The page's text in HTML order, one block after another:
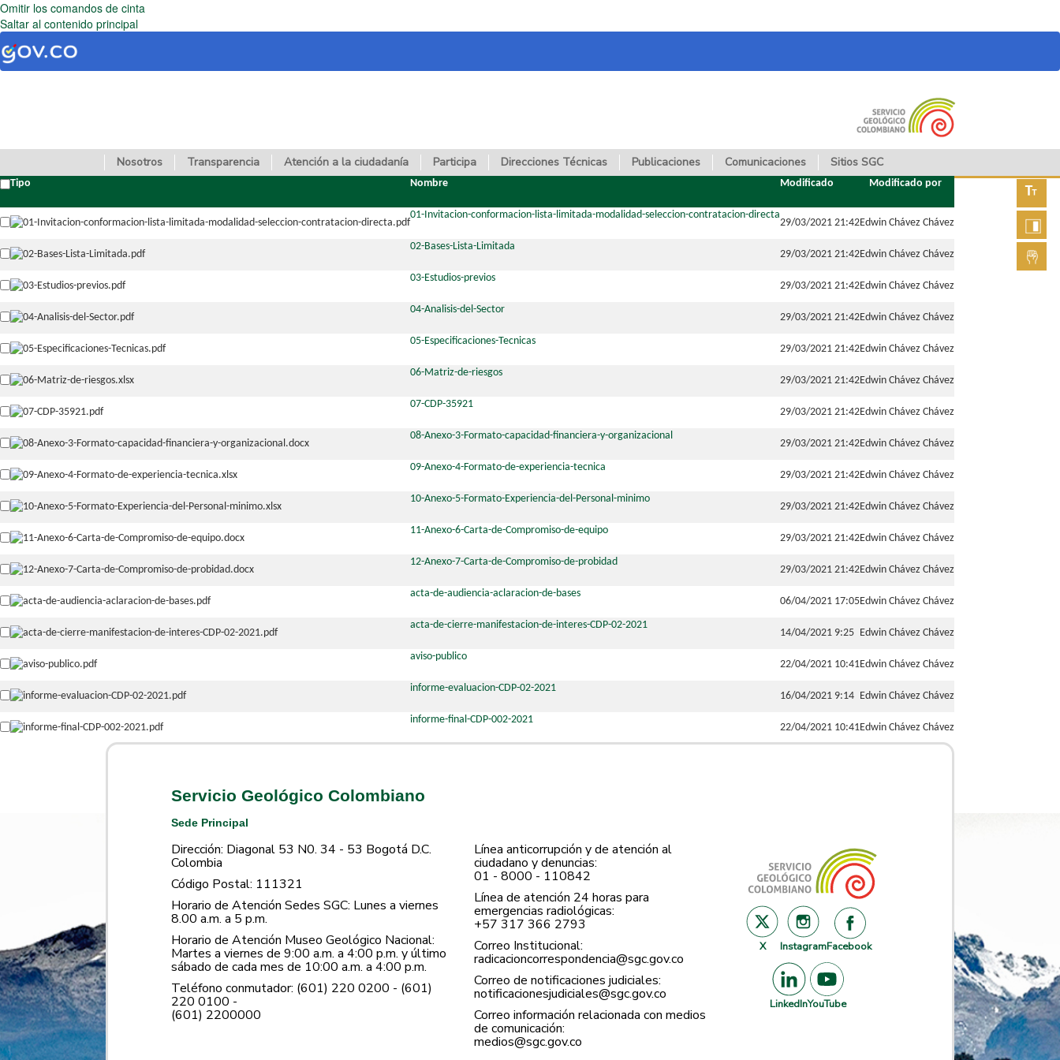
Omitir los comandos de cinta
Saltar al contenido principal
Nosotros Transparencia Atención a la ciudadanía Participa Direcciones Técnicas Publicaciones Comunicaciones Sitios SGC
fuente
Tipo Nombre Modificado Modificado por
01-Invitacion-conformacion-lista-limitada-modalidad-seleccion-contratacion-directa
29/03/2021 21:42Edwin Chávez Chávez
02-Bases-Lista-Limitada
29/03/2021 21:42Edwin Chávez Chávez
03-Estudios-previos
29/03/2021 21:42Edwin Chávez Chávez
04-Analisis-del-Sector
29/03/2021 21:42Edwin Chávez Chávez
05-Especificaciones-Tecnicas
29/03/2021 21:42Edwin Chávez Chávez
06-Matriz-de-riesgos
29/03/2021 21:42Edwin Chávez Chávez
07-CDP-35921
29/03/2021 21:42Edwin Chávez Chávez
08-Anexo-3-Formato-capacidad-financiera-y-organizacional
29/03/2021 21:42Edwin Chávez Chávez
09-Anexo-4-Formato-de-experiencia-tecnica
29/03/2021 21:42Edwin Chávez Chávez
10-Anexo-5-Formato-Experiencia-del-Personal-minimo
29/03/2021 21:42Edwin Chávez Chávez
11-Anexo-6-Carta-de-Compromiso-de-equipo
29/03/2021 21:42Edwin Chávez Chávez
12-Anexo-7-Carta-de-Compromiso-de-probidad
29/03/2021 21:42Edwin Chávez Chávez
acta-de-audiencia-aclaracion-de-bases
06/04/2021 17:05Edwin Chávez Chávez
acta-de-cierre-manifestacion-de-interes-CDP-02-2021
14/04/2021 9:25 Edwin Chávez Chávez
aviso-publico
22/04/2021 10:41Edwin Chávez Chávez
informe-evaluacion-CDP-02-2021
16/04/2021 9:14 Edwin Chávez Chávez
informe-final-CDP-002-2021
22/04/2021 10:41Edwin Chávez Chávez
Servicio Geológico Colombiano
Sede Principal
Dirección: Diagonal 53 N0. 34 - 53 Bogotá D.C.
Colombia
Código Postal: 111321
Horario de Atención Sedes SGC: Lunes a viernes
8.00 a.m. a 5 p.m.
Horario de Atención Museo Geológico Nacional:
Martes a viernes de 9:00 a.m. a 4:00 p.m. y último
sábado de cada mes de 10:00 a.m. a 4:00 p.m.
Teléfono conmutador: (601) 220 0200 - (601)
220 0100 -
(601) 2200000
Línea anticorrupción y de atención al
ciudadano y denuncias:
01 - 8000 - 110842
Línea de atención 24 horas para
emergencias radiológicas:
+57 ​317 366 2793
Correo Institucional:
radicacioncorrespondencia@sgc.gov.co
Correo de notificaciones judiciales:
notificacionesjudiciales@sgc.gov.co
Correo información relacionada con medios
de comunicación:
medios@sgc.gov.co
X InstagramFacebook
LinkedInYouTube